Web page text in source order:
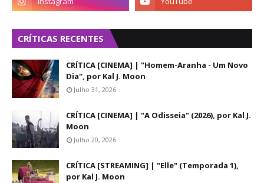
CRÍTICAS RECENTES
CRÍTICA [CINEMA] | "Homem-Aranha - Um Novo
Dia", por Kal J. Moon
Julho 31, 2026
CRÍTICA [CINEMA] | "A Odisseia" (2026), por Kal J.
Moon
Julho 20, 2026
CRÍTICA [STREAMING] | "Elle" (Temporada 1),
por Kal J. Moon